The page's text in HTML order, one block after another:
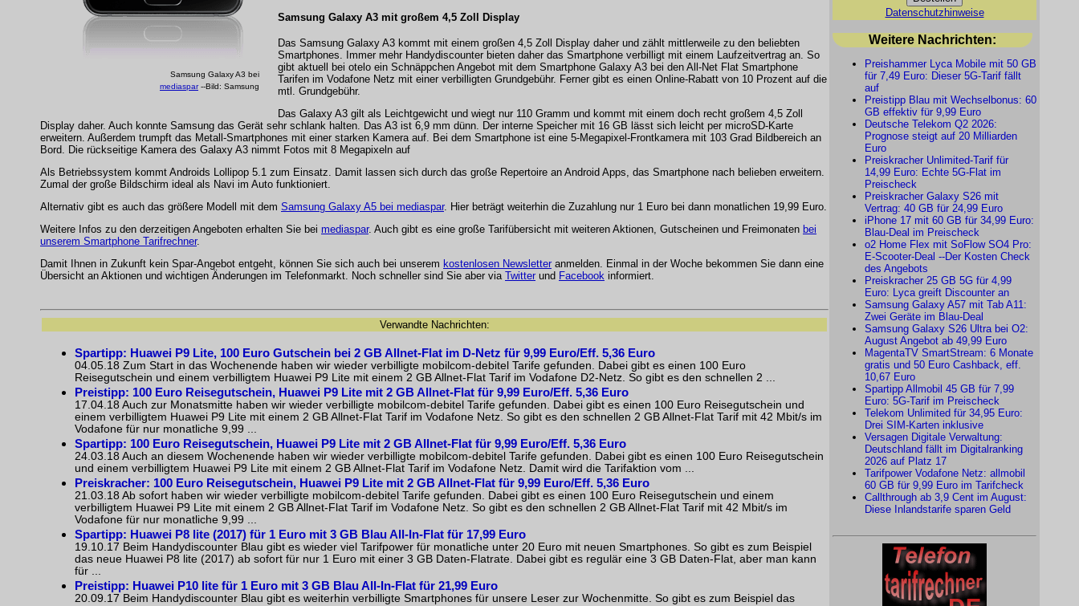
Samsung Galaxy A3 bei
mediaspar--Bild: Samsung
Samsung Galaxy A3 mit großem 4,5 Zoll Display
Das Samsung Galaxy A3 kommt mit einem großen 4,5 Zoll Display daher und zählt mittlerweile zu den beliebten
Smartphones. Immer mehr Handydiscounter bieten daher das Smartphone verbilligt mit einem Laufzeitvertrag an. So
gibt aktuell bei otelo ein Schnäppchen Angebot mit dem Smartphone Galaxy A3 bei den All-Net Flat Smartphone
Tarifen im Vodafone Netz mit einer verbilligten Grundgebühr. Ferner gibt es einen Online-Rabatt von 10 Prozent auf die
mtl. Grundgebühr.
Das Galaxy A3 gilt als Leichtgewicht und wiegt nur 110 Gramm und kommt mit einem doch recht großem 4,5 Zoll
Display daher. Auch konnte Samsung das Gerät sehr schlank halten. Das A3 ist 6,9 mm dünn. Der interne Speicher mit 16 GB lässt sich leicht per microSD-Karte
erweitern. Außerdem trumpft das Metall-Smartphones mit einer starken Kamera auf. Bei dem Smartphone ist eine 5-Megapixel-Frontkamera mit 103 Grad Bildbereich an
Bord. Die rückseitige Kamera des Galaxy A3 nimmt Fotos mit 8 Megapixeln auf
Als Betriebssystem kommt Androids Lollipop 5.1 zum Einsatz. Damit lassen sich durch das große Repertoire an Android Apps, das Smartphone nach belieben erweitern.
Zumal der große Bildschirm ideal als Navi im Auto funktioniert.
Alternativ gibt es auch das größere Modell mit dem Samsung Galaxy A5 bei mediaspar. Hier beträgt weiterhin die Zuzahlung nur 1 Euro bei dann monatlichen 19,99 Euro.
Weitere Infos zu den derzeitigen Angeboten erhalten Sie bei mediaspar. Auch gibt es eine große Tarifübersicht mit weiteren Aktionen, Gutscheinen und Freimonaten bei
unserem Smartphone Tarifrechner.
Damit Ihnen in Zukunft kein Spar-Angebot entgeht, können Sie sich auch bei unserem kostenlosen Newsletter anmelden. Einmal in der Woche bekommen Sie dann eine
Übersicht an Aktionen und wichtigen Änderungen im Telefonmarkt. Noch schneller sind Sie aber via Twitter und Facebook informiert.
Verwandte Nachrichten:
Spartipp: Huawei P9 Lite, 100 Euro Gutschein bei 2 GB Allnet-Flat im D-Netz für 9,99 Euro/Eff. 5,36 Euro
04.05.18 Zum Start in das Wochenende haben wir wieder verbilligte mobilcom-debitel Tarife gefunden. Dabei gibt es einen 100 Euro
Reisegutschein und einem verbilligtem Huawei P9 Lite mit einem 2 GB Allnet-Flat Tarif im Vodafone D2-Netz. So gibt es den schnellen 2 ...
Preistipp: 100 Euro Reisegutschein, Huawei P9 Lite mit 2 GB Allnet-Flat für 9,99 Euro/Eff. 5,36 Euro
17.04.18 Auch zur Monatsmitte haben wir wieder verbilligte mobilcom-debitel Tarife gefunden. Dabei gibt es einen 100 Euro Reisegutschein und
einem verbilligtem Huawei P9 Lite mit einem 2 GB Allnet-Flat Tarif im Vodafone Netz. So gibt es den schnellen 2 GB Allnet-Flat Tarif mit 42 Mbit/s im
Vodafone für nur monatliche 9,99 ...
Spartipp: 100 Euro Reisegutschein, Huawei P9 Lite mit 2 GB Allnet-Flat für 9,99 Euro/Eff. 5,36 Euro
24.03.18 Auch an diesem Wochenende haben wir wieder verbilligte mobilcom-debitel Tarife gefunden. Dabei gibt es einen 100 Euro Reisegutschein
und einem verbilligtem Huawei P9 Lite mit einem 2 GB Allnet-Flat Tarif im Vodafone Netz. Damit wird die Tarifaktion vom ...
Preiskracher: 100 Euro Reisegutschein, Huawei P9 Lite mit 2 GB Allnet-Flat für 9,99 Euro/Eff. 5,36 Euro
21.03.18 Ab sofort haben wir wieder verbilligte mobilcom-debitel Tarife gefunden. Dabei gibt es einen 100 Euro Reisegutschein und einem
verbilligtem Huawei P9 Lite mit einem 2 GB Allnet-Flat Tarif im Vodafone Netz. So gibt es den schnellen 2 GB Allnet-Flat Tarif mit 42 Mbit/s im
Vodafone für nur monatliche 9,99 ...
Spartipp: Huawei P8 lite (2017) für 1 Euro mit 3 GB Blau All-In-Flat für 17,99 Euro
19.10.17 Beim Handydiscounter Blau gibt es wieder viel Tarifpower für monatliche unter 20 Euro mit neuen Smartphones. So gibt es zum Beispiel
das neue Huawei P8 lite (2017) ab sofort für nur 1 Euro mit einer 3 GB Daten-Flatrate. Dabei gibt es regulär eine 3 GB Daten-Flat, aber man kann
für ...
Preistipp: Huawei P10 lite für 1 Euro mit 3 GB Blau All-In-Flat für 21,99 Euro
20.09.17 Beim Handydiscounter Blau gibt es weiterhin verbilligte Smartphones für unsere Leser zur Wochenmitte. So gibt es zum Beispiel das
Datenschutzhinweise
Weitere Nachrichten:
Preishammer Lyca Mobile mit 50 GB
für 7,49 Euro: Dieser 5G-Tarif fällt
auf
Preistipp Blau mit Wechselbonus: 60
GB effektiv für 9,99 Euro
Deutsche Telekom Q2 2026:
Prognose steigt auf 20 Milliarden
Euro
Preiskracher Unlimited-Tarif für
14,99 Euro: Echte 5G-Flat im
Preischeck
Preiskracher Galaxy S26 mit
Vertrag: 40 GB für 24,99 Euro
iPhone 17 mit 60 GB für 34,99 Euro:
Blau-Deal im Preischeck
o2 Home Flex mit SoFlow SO4 Pro:
E-Scooter-Deal --Der Kosten Check
des Angebots
Preiskracher 25 GB 5G für 4,99
Euro: Lyca greift Discounter an
Samsung Galaxy A57 mit Tab A11:
Zwei Geräte im Blau-Deal
Samsung Galaxy S26 Ultra bei O2:
August Angebot ab 49,99 Euro
MagentaTV SmartStream: 6 Monate
gratis und 50 Euro Cashback, eff.
10,67 Euro
Spartipp Allmobil 45 GB für 7,99
Euro: 5G-Tarif im Preischeck
Telekom Unlimited für 34,95 Euro:
Drei SIM-Karten inklusive
Versagen Digitale Verwaltung:
Deutschland fällt im Digitalranking
2026 auf Platz 17
Tarifpower Vodafone Netz: allmobil
60 GB für 9,99 Euro im Tarifcheck
Callthrough ab 3,9 Cent im August:
Diese Inlandstarife sparen Geld